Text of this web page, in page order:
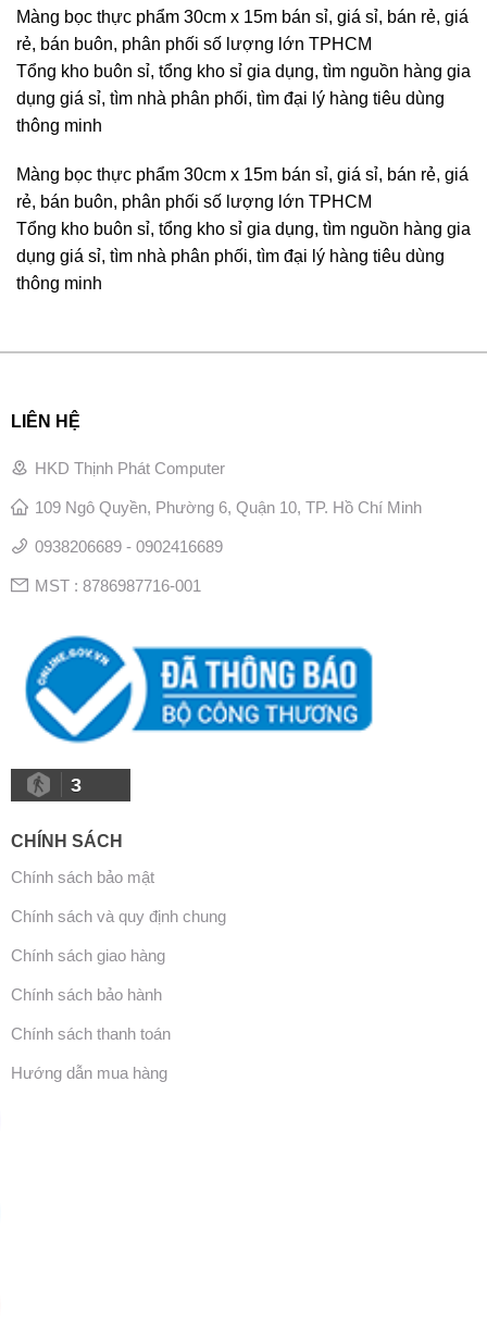
Màng bọc thực phẩm 30cm x 15m bán sỉ, giá sỉ, bán rẻ, giá
rẻ, bán buôn, phân phối số lượng lớn TPHCM
Tổng kho buôn sỉ, tổng kho sỉ gia dụng, tìm nguồn hàng gia
dụng giá sỉ, tìm nhà phân phối, tìm đại lý hàng tiêu dùng
thông minh
Màng bọc thực phẩm 30cm x 15m bán sỉ, giá sỉ, bán rẻ, giá
rẻ, bán buôn, phân phối số lượng lớn TPHCM
Tổng kho buôn sỉ, tổng kho sỉ gia dụng, tìm nguồn hàng gia
dụng giá sỉ, tìm nhà phân phối, tìm đại lý hàng tiêu dùng
thông minh
LIÊN HỆ
HKD Thịnh Phát Computer
109 Ngô Quyền, Phường 6, Quận 10, TP. Hồ Chí Minh
0938206689 - 0902416689
MST : 8786987716-001
3
CHÍNH SÁCH
Chính sách bảo mật
Chính sách và quy định chung
Chính sách giao hàng
Chính sách bảo hành
Chính sách thanh toán
Hướng dẫn mua hàng